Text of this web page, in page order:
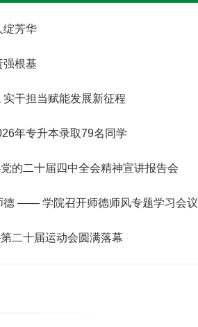
本录取79名同学
绽芳华
强根基
干担当赋能发展新征程
年专升本录取79名同学
的二十届四中全会精神宣讲报告会
德 —— 学院召开师德师风专题学习会议
二十届运动会圆满落幕